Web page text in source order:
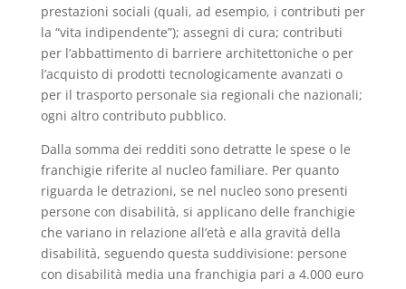
prestazioni sociali (quali, ad esempio, i contributi per
la “vita indipendente”); assegni di cura; contributi
per l’abbattimento di barriere architettoniche o per
l’acquisto di prodotti tecnologicamente avanzati o
per il trasporto personale sia regionali che nazionali;
ogni altro contributo pubblico.
Dalla somma dei redditi sono detratte le spese o le
franchigie riferite al nucleo familiare. Per quanto
riguarda le detrazioni, se nel nucleo sono presenti
persone con disabilità, si applicano delle franchigie
che variano in relazione all’età e alla gravità della
disabilità, seguendo questa suddivisione: persone
con disabilità media una franchigia pari a 4.000 euro